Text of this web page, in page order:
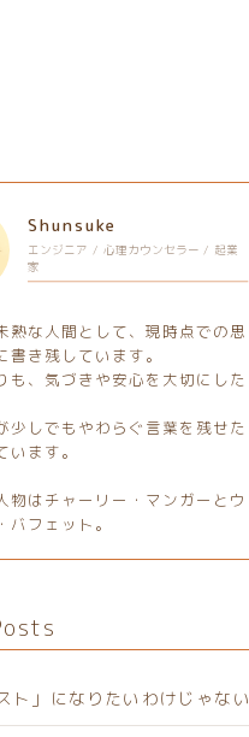
Shunsuke
エンジニア / 心理カウンセラー / 起業
家
熟な人間として、現時点での思
書き残しています。
も、気づきや安心を大切にした
少しでもやわらぐ言葉を残せた
います。
物はチャーリー・マンガーとウ
バフェット。
ト」になりたいわけじゃない